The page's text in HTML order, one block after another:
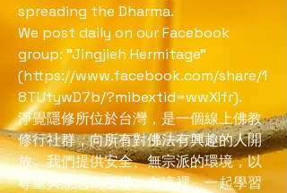
spreading the Dharma.
We post daily on our Facebook
group: "Jingjieh Hermitage"
(https://www.facebook.com/share/1
8TUtywD7b/?mibextid=wwXIfr).
淨覺隱修所位於台灣，是一個線上佛教
修行社群，向所有對佛法有興趣的人開
放。我們提供安全、無宗派的環境，以
尊重與慈悲為基礎。在這裡，一起學習